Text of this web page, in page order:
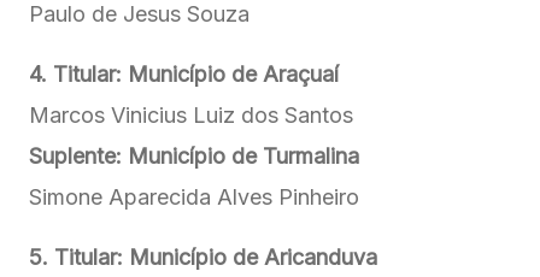
Paulo de Jesus Souza
4. Titular: Município de Araçuaí
Marcos Vinicius Luiz dos Santos
Suplente: Município de Turmalina
Simone Aparecida Alves Pinheiro
5. Titular: Município de Aricanduva